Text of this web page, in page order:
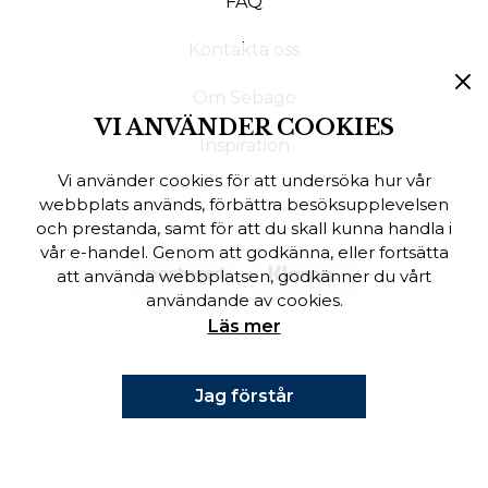
Kontakta oss
Om Sebago
Inspiration
VI ANVÄNDER COOKIES
Vi använder cookies för att undersöka hur vår
webbplats används, förbättra besöksupplevelsen
och prestanda, samt för att du skall kunna handla i
vår e-handel. Genom att godkänna, eller fortsätta
att använda webbplatsen, godkänner du vårt
användande av cookies.
Läs mer
Jag förstår